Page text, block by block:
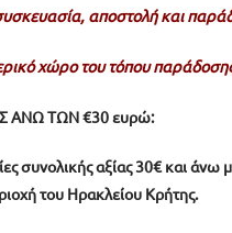
αποστολή και
χώρο του τόπου
ΑΝΩ ΤΩΝ €30 ευρώ:
συνολικής αξίας 30€ και άνω
του Ηρακλείου Κρήτης.